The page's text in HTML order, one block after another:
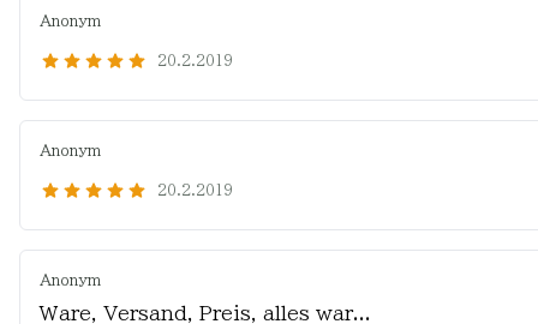
Anonym
20.2.2019
Anonym
20.2.2019
Anonym
Ware, Versand, Preis, alles war...